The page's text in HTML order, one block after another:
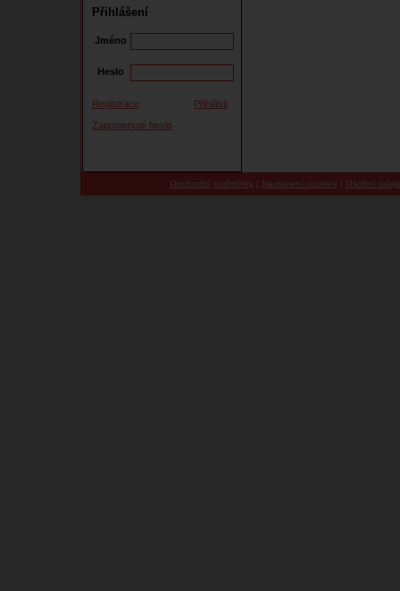
Přihlášení
Jméno
Heslo
Registrace
Přihlásit
Zapomenuté heslo
Obchodní podmínky| Nastavení cookies | Osobní